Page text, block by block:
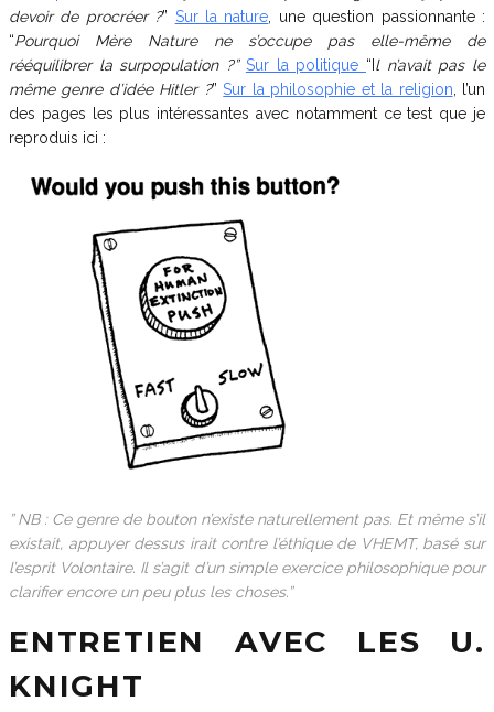
devoir de procréer ?” Sur la nature , une question passionnante :
“Pourquoi Mère Nature ne s’occupe pas elle-même de
rééquilibrer la surpopulation ?” Sur la politique “I l n’avait pas le
même genre d’idée Hitler ?”Sur la philosophie et la religion , l’un
des pages les plus intéressantes avec notamment ce test que je
reproduis ici :
” NB : Ce genre de bouton n’existe naturellement pas. Et même s’il
existait, appuyer dessus irait contre l’éthique de VHEMT, basé sur
l’esprit Volontaire. Il s’agit d’un simple exercice philosophique pour
clarifier encore un peu plus les choses.”
ENTRETIEN AVEC LES U.
KNIGHT